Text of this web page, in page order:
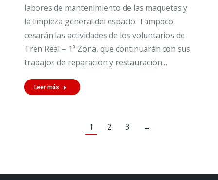
labores de mantenimiento de las maquetas y
la limpieza general del espacio. Tampoco
cesarán las actividades de los voluntarios de
Tren Real – 1ª Zona, que continuarán con sus
trabajos de reparación y restauración…
Leer más
1 2 3 →